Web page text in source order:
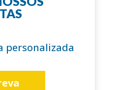
personalizada